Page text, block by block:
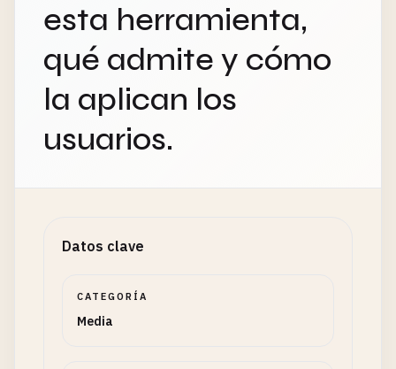
esta herramienta,
qué admite y cómo
la aplican los
usuarios.
Datos clave
CATEGORÍA
Media